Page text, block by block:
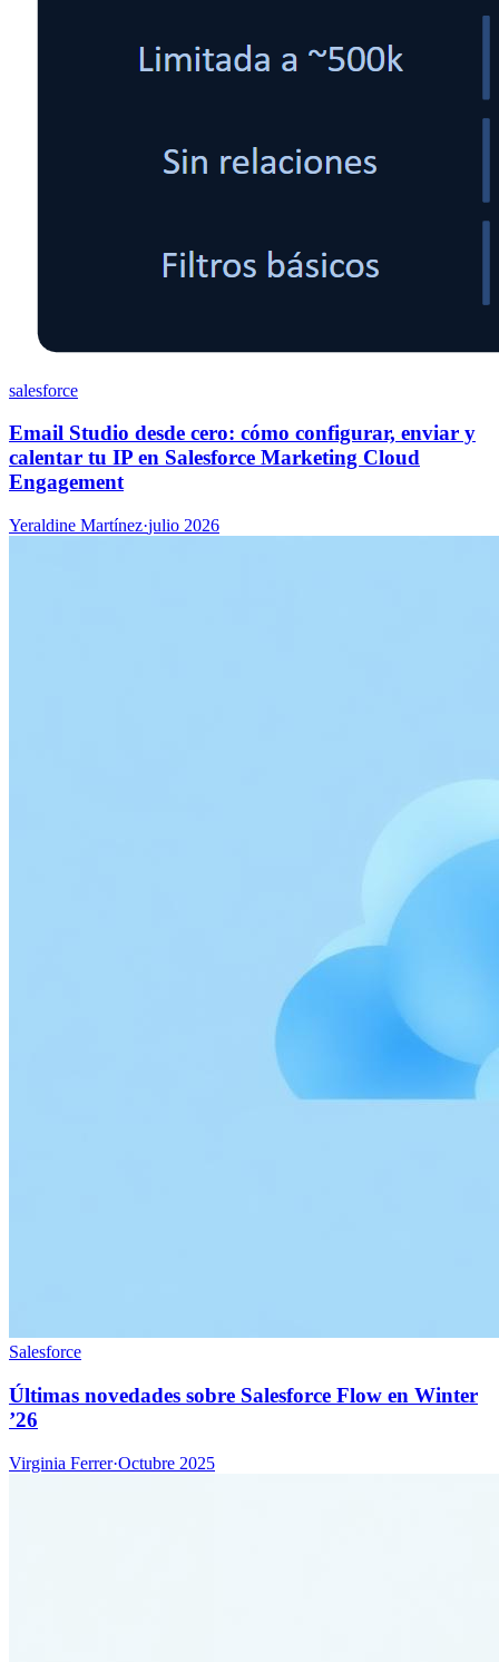
salesforce
Email Studio desde cero: cómo configurar, enviar y
calentar tu IP en Salesforce Marketing Cloud
Engagement
Yeraldine Martínez·julio 2026
Salesforce
Últimas novedades sobre Salesforce Flow en Winter
’26
Virginia Ferrer·Octubre 2025